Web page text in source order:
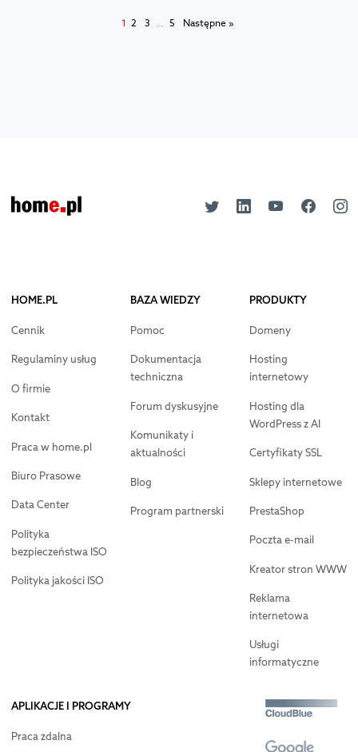
1 2 3 … 5 Następne »
HOME.PL
Cennik
Regulaminy usług
O firmie
Kontakt
Praca w home.pl
Biuro Prasowe
Data Center
Polityka
bezpieczeństwa ISO
Polityka jakości ISO
BAZA WIEDZY
Pomoc
Dokumentacja
techniczna
Forum dyskusyjne
Komunikaty i
aktualności
Blog
Program partnerski
PRODUKTY
Domeny
Hosting
internetowy
Hosting dla
WordPress z AI
Certyfikaty SSL
Sklepy internetowe
PrestaShop
Poczta e-mail
Kreator stron WWW
Reklama
internetowa
Usługi
informatyczne
APLIKACJE I PROGRAMY
Praca zdalna